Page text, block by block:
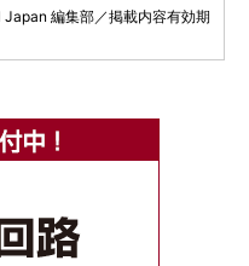
編集部／掲載内容有効期